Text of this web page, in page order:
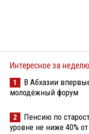
Интересное за неделю
1
В Абхазии
молодёжный форум
2
Пенсию по
уровне не ниже 40%